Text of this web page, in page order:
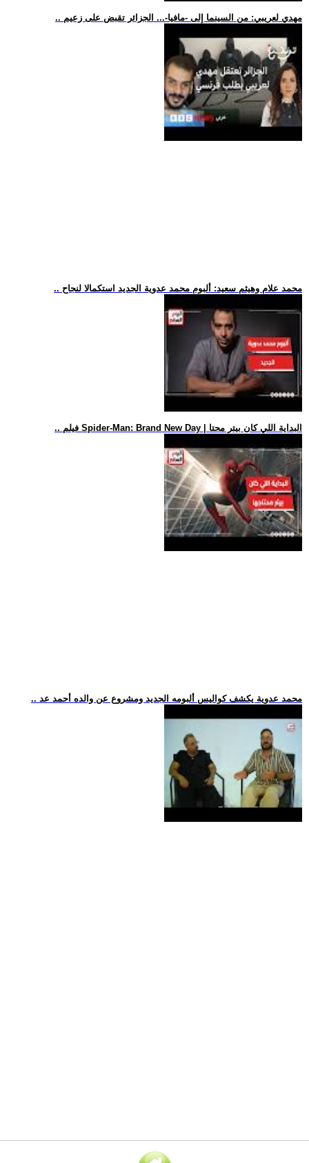
.. مهدي لعريبي: من السينما إلى -مافيا-... الجزائر تقبض على زعيم
.. محمد علام وهيثم سعيد: ألبوم محمد عدوية الجديد استكمالا لنجاح
.. فيلم Spider-Man: Brand New Day | البداية اللي كان بيتر محتا
.. محمد عدوية يكشف كواليس ألبومه الجديد ومشروع عن والده أحمد عد